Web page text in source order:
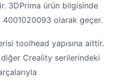
3DPrima ürün bilgisinde
4001020093 olarak geçer.
toolhead yapısına aittir.
diğer Creality serilerindeki